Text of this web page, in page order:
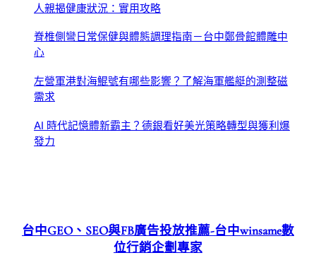
人親揭健康狀況：實用攻略
脊椎側彎日常保健與體態調理指南－台中鄭骨館體雕中
心
左營軍港對海鯤號有哪些影響？了解海軍艦艇的測整磁
需求
AI 時代記憶體新霸主？德銀看好美光策略轉型與獲利爆
發力
台中GEO、SEO與FB廣告投放推薦-台中winsame數
位行銷企劃專家